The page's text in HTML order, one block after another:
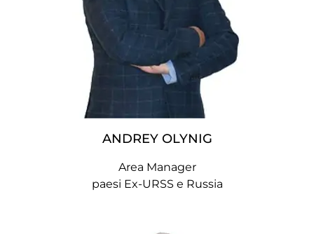
ANDREY OLYNIG
Area Manager
paesi Ex-URSS e Russia